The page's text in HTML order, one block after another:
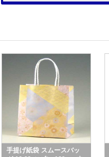
手提げ紙袋 スムースバッ